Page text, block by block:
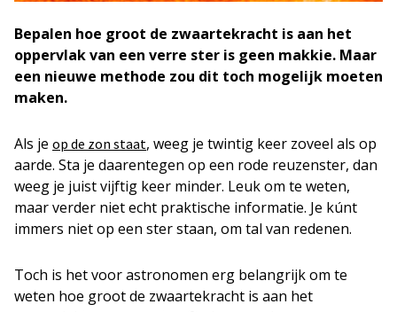
Bepalen hoe groot de zwaartekracht is aan het
oppervlak van een verre ster is geen makkie. Maar
een nieuwe methode zou dit toch mogelijk moeten
maken.
Als je op de zon staat, weeg je twintig keer zoveel als op
aarde. Sta je daarentegen op een rode reuzenster, dan
weeg je juist vijftig keer minder. Leuk om te weten,
maar verder niet echt praktische informatie. Je kúnt
immers niet op een ster staan, om tal van redenen.
Toch is het voor astronomen erg belangrijk om te
weten hoe groot de zwaartekracht is aan het